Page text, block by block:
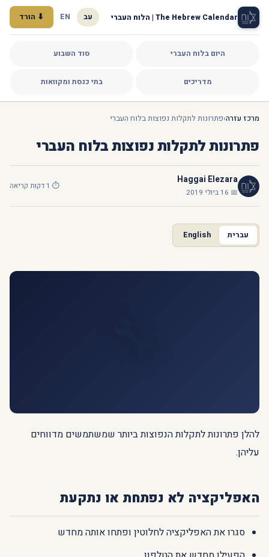
The Hebrew Calendar | הלוח העברי
היום בלוח העברי סוד השבוע
מדריכים בתי כנסת ומקוואות
עב EN ⬇ הורד
מרכז עזרה›פתרונות לתקלות נפוצות בלוח העברי
פתרונות לתקלות נפוצות בלוח העברי
Haggai Elezara
📅 16 ביולי 2019
⏱ 1 דקות קריאה
עברית English
להלן פתרונות לתקלות הנפוצות ביותר שמשתמשים מדווחים
עליהן.
האפליקציה לא נפתחת או נתקעת
סגרו את האפליקציה לחלוטין ופתחו אותה מחדש